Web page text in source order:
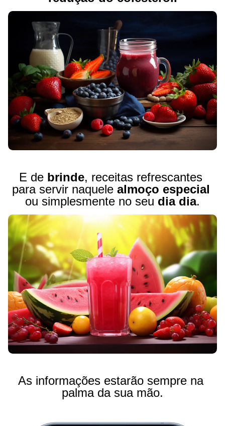
E de brinde, receitas refrescantes
para servir naquele almoço especial
ou simplesmente no seu dia dia.
As informações estarão sempre na
palma da sua mão.